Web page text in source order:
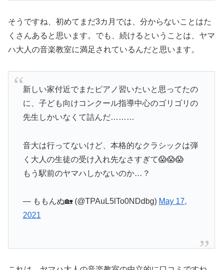
そうですね、初めてまだ3カ月では、分からないことはた
くさんあると思います。でも、続けるということは、ヤマ
ハ大人の音楽教室に満足されているんだと思います。
新しい家付近でまたピアノ習いたいと思ってたの
に、子ども向けコンクール指導中心のゴリゴリの
先生しかいなくて詰んだ………
音大は行ってないけど、本格的なクラシックは弾
く大人の生徒の受け入れ先なさすぎて😱😱😱
もう駅前のヤマハしかないのか…？
— ももんぬ🏡 (@TPAuL5lTo0NDdbg) May 17,
2021